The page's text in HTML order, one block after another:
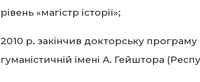
рівень «магістр історії»;
2010 р. закінчив докторську програму
гуманістичній імені А. Гейштора